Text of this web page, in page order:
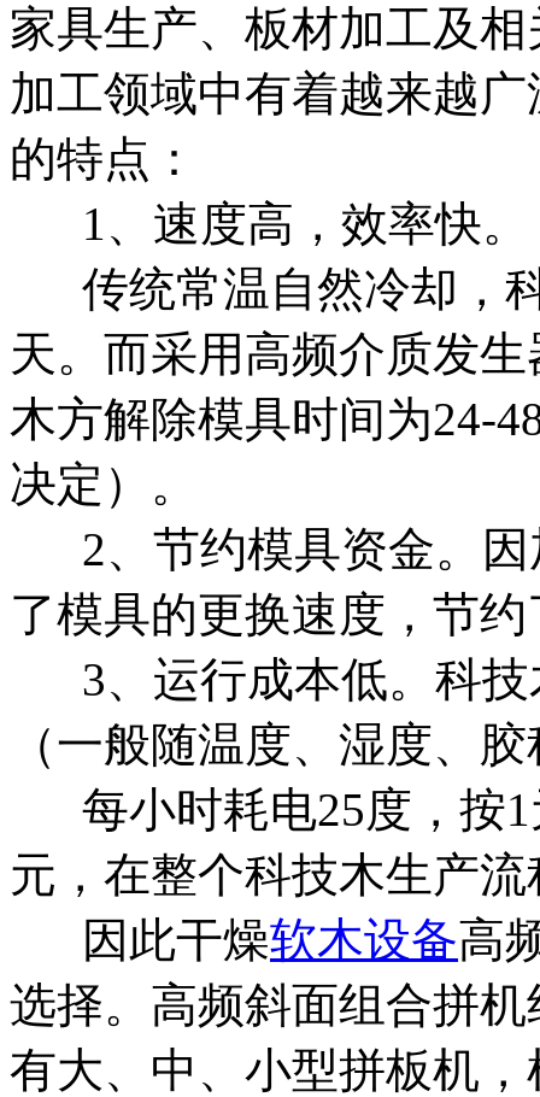
家具生产、板材加工及
加工领域中有着越来越
的特点：
1、速度高，效率快。
传统常温自然冷却，
天。而采用高频介质发
木方解除模具时间为24-
决定）。
2、节约模具资金。
了模具的更换速度，节
3、运行成本低。科
（一般随温度、湿度、
每小时耗电25度，按1
元，在整个科技木生产
因此干燥软木设备高
选择。高频斜面组合拼
有大、中、小型拼板机